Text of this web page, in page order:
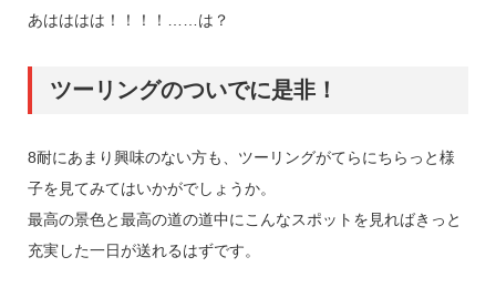
あはははは！！！！……は？
ツーリングのついでに是非！
8耐にあまり興味のない方も、ツーリングがてらにちらっと様
子を見てみてはいかがでしょうか。
最高の景色と最高の道の道中にこんなスポットを見ればきっと
充実した一日が送れるはずです。